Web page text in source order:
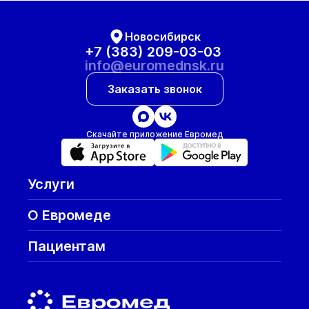
Новосибирск
+7 (383) 209-03-03
info@euromednsk.ru
Заказать звонок
Скачайте приложение Евромед
Услуги
О Евромеде
Пациентам